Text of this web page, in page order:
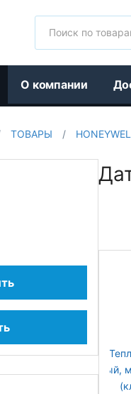
О компании
ТОВАРЫ /